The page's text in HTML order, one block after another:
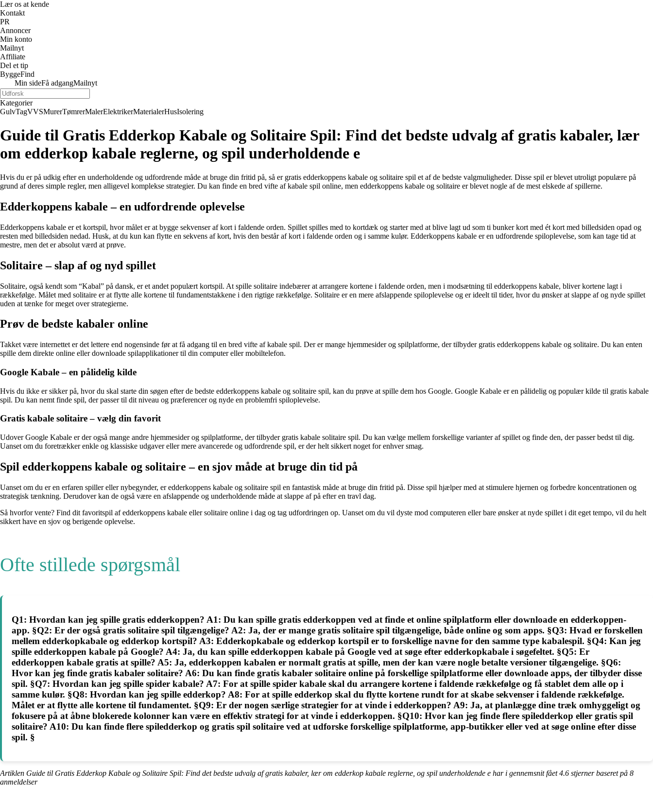
Lær os at kende
Kontakt
PR
Annoncer
Min konto
Mailnyt
Affiliate
Del et tip
ByggeFind
Min sideFå adgangMailnyt
Kategorier
GulvTagVVSMurerTømrerMalerElektrikerMaterialerHusIsolering
Guide til Gratis Edderkop Kabale og Solitaire Spil: Find det bedste udvalg af gratis kabaler, lær
om edderkop kabale reglerne, og spil underholdende e
Hvis du er på udkig efter en underholdende og udfordrende måde at bruge din fritid på, så er gratis edderkoppens kabale og solitaire spil et af de bedste valgmuligheder. Disse spil er blevet utroligt populære på
grund af deres simple regler, men alligevel komplekse strategier. Du kan finde en bred vifte af kabale spil online, men edderkoppens kabale og solitaire er blevet nogle af de mest elskede af spillerne.
Edderkoppens kabale – en udfordrende oplevelse
Edderkoppens kabale er et kortspil, hvor målet er at bygge sekvenser af kort i faldende orden. Spillet spilles med to kortdæk og starter med at blive lagt ud som ti bunker kort med ét kort med billedsiden opad og
resten med billedsiden nedad. Husk, at du kun kan flytte en sekvens af kort, hvis den består af kort i faldende orden og i samme kulør. Edderkoppens kabale er en udfordrende spiloplevelse, som kan tage tid at
mestre, men det er absolut værd at prøve.
Solitaire – slap af og nyd spillet
Solitaire, også kendt som “Kabal” på dansk, er et andet populært kortspil. At spille solitaire indebærer at arrangere kortene i faldende orden, men i modsætning til edderkoppens kabale, bliver kortene lagt i
rækkefølge. Målet med solitaire er at flytte alle kortene til fundamentstakkene i den rigtige rækkefølge. Solitaire er en mere afslappende spiloplevelse og er ideelt til tider, hvor du ønsker at slappe af og nyde spillet
uden at tænke for meget over strategierne.
Prøv de bedste kabaler online
Takket være internettet er det lettere end nogensinde før at få adgang til en bred vifte af kabale spil. Der er mange hjemmesider og spilplatforme, der tilbyder gratis edderkoppens kabale og solitaire. Du kan enten
spille dem direkte online eller downloade spilapplikationer til din computer eller mobiltelefon.
Google Kabale – en pålidelig kilde
Hvis du ikke er sikker på, hvor du skal starte din søgen efter de bedste edderkoppens kabale og solitaire spil, kan du prøve at spille dem hos Google. Google Kabale er en pålidelig og populær kilde til gratis kabale
spil. Du kan nemt finde spil, der passer til dit niveau og præferencer og nyde en problemfri spiloplevelse.
Gratis kabale solitaire – vælg din favorit
Udover Google Kabale er der også mange andre hjemmesider og spilplatforme, der tilbyder gratis kabale solitaire spil. Du kan vælge mellem forskellige varianter af spillet og finde den, der passer bedst til dig.
Uanset om du foretrækker enkle og klassiske udgaver eller mere avancerede og udfordrende spil, er der helt sikkert noget for enhver smag.
Spil edderkoppens kabale og solitaire – en sjov måde at bruge din tid på
Uanset om du er en erfaren spiller eller nybegynder, er edderkoppens kabale og solitaire spil en fantastisk måde at bruge din fritid på. Disse spil hjælper med at stimulere hjernen og forbedre koncentrationen og
strategisk tænkning. Derudover kan de også være en afslappende og underholdende måde at slappe af på efter en travl dag.
Så hvorfor vente? Find dit favoritspil af edderkoppens kabale eller solitaire online i dag og tag udfordringen op. Uanset om du vil dyste mod computeren eller bare ønsker at nyde spillet i dit eget tempo, vil du helt
sikkert have en sjov og berigende oplevelse.
Ofte stillede spørgsmål
Q1: Hvordan kan jeg spille gratis edderkoppen? A1: Du kan spille gratis edderkoppen ved at finde et online spilplatform eller downloade en edderkoppen-
app. §Q2: Er der også gratis solitaire spil tilgængelige? A2: Ja, der er mange gratis solitaire spil tilgængelige, både online og som apps. §Q3: Hvad er forskellen
mellem edderkopkabale og edderkop kortspil? A3: Edderkopkabale og edderkop kortspil er to forskellige navne for den samme type kabalespil. §Q4: Kan jeg
spille edderkoppen kabale på Google? A4: Ja, du kan spille edderkoppen kabale på Google ved at søge efter edderkopkabale i søgefeltet. §Q5: Er
edderkoppen kabale gratis at spille? A5: Ja, edderkoppen kabalen er normalt gratis at spille, men der kan være nogle betalte versioner tilgængelige. §Q6:
Hvor kan jeg finde gratis kabaler solitaire? A6: Du kan finde gratis kabaler solitaire online på forskellige spilplatforme eller downloade apps, der tilbyder disse
spil. §Q7: Hvordan kan jeg spille spider kabale? A7: For at spille spider kabale skal du arrangere kortene i faldende rækkefølge og få stablet dem alle op i
samme kulør. §Q8: Hvordan kan jeg spille edderkop? A8: For at spille edderkop skal du flytte kortene rundt for at skabe sekvenser i faldende rækkefølge.
Målet er at flytte alle kortene til fundamentet. §Q9: Er der nogen særlige strategier for at vinde i edderkoppen? A9: Ja, at planlægge dine træk omhyggeligt og
fokusere på at åbne blokerede kolonner kan være en effektiv strategi for at vinde i edderkoppen. §Q10: Hvor kan jeg finde flere spiledderkop eller gratis spil
solitaire? A10: Du kan finde flere spiledderkop og gratis spil solitaire ved at udforske forskellige spilplatforme, app-butikker eller ved at søge online efter disse
spil. §
Artiklen Guide til Gratis Edderkop Kabale og Solitaire Spil: Find det bedste udvalg af gratis kabaler, lær om edderkop kabale reglerne, og spil underholdende e har i gennemsnit fået4.6 stjerner baseret på 8
anmeldelser